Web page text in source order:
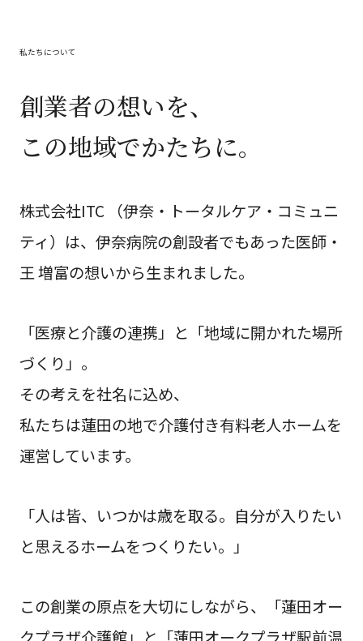
私たちについて
創業者の想いを、
この地域でかたちに。
株式会社ITC （伊奈・トータルケア・コミュニ
ティ）は、 伊奈病院の創設者でもあった医師・
王 増富の想いから生まれました。
「医療と介護の連携」と「地域に開かれた場所
づくり」。
その考えを社名に込め、
私たちは蓮田の地で介護付き有料老人ホームを
運営しています。
「人は皆、いつかは歳を取る。自分が入りたい
と思えるホームをつくりたい。」
この創業の原点を大切にしながら、「蓮田オー